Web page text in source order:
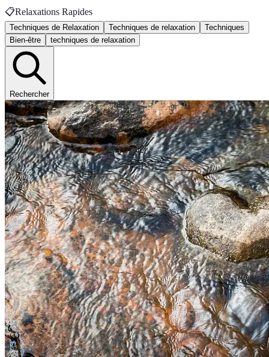
📋Relaxations Rapides
Techniques de Relaxation Techniques de relaxation
Techniques
Bien-être
techniques de relaxation
Rechercher